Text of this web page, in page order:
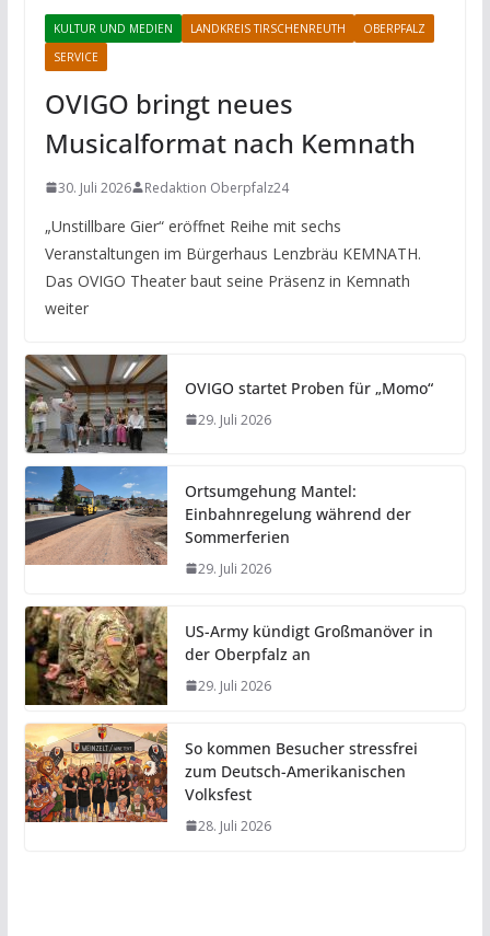
KULTUR UND MEDIEN LANDKREIS TIRSCHENREUTH
OBERPFALZ
SERVICE
OVIGO bringt neues
Musicalformat nach Kemnath
30. Juli 2026 Redaktion Oberpfalz24
„Unstillbare Gier“ eröffnet Reihe mit sechs
Veranstaltungen im Bürgerhaus Lenzbräu KEMNATH.
Das OVIGO Theater baut seine Präsenz in Kemnath
weiter
OVIGO startet Proben für „Momo“
29. Juli 2026
Ortsumgehung Mantel:
Einbahnregelung während der
Sommerferien
29. Juli 2026
US-Army kündigt Großmanöver in
der Oberpfalz an
29. Juli 2026
So kommen Besucher stressfrei
zum Deutsch-Amerikanischen
Volksfest
28. Juli 2026